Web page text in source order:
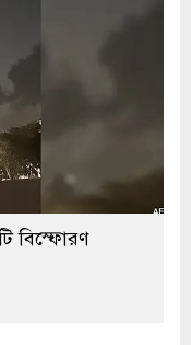
বিস্ফোরণ